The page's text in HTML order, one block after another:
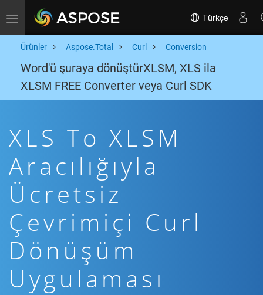
Toggle navigation Türkçe
Ürünler Aspose.Total Curl Conversion
Word'ü şuraya dönüştürXLSM, XLS ila
XLSM FREE Converter veya Curl SDK
XLS To XLSM
Aracılığıyla
Ücretsiz
Çevrimiçi Curl
Dönüşüm
Uygulaması